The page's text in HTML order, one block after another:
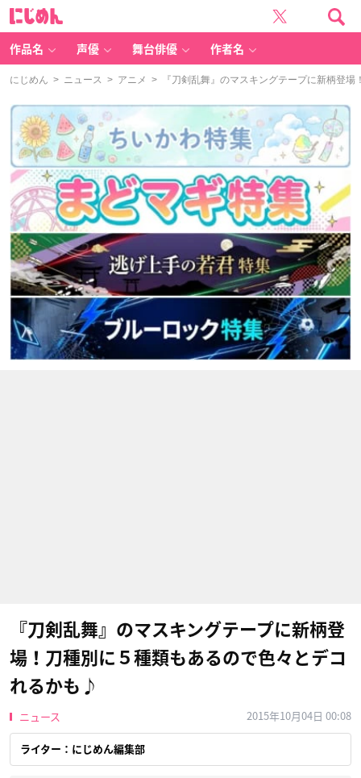
作品名 声優 舞台俳優 作者名
にじめん > ニュース > アニメ > 『刀剣乱舞』のマスキングテープに新柄登場
『刀剣乱舞』のマスキングテープに新柄登
場！刀種別に５種類もあるので色々とデコ
れるかも♪
ニュース 2015年10月04日 00:08
ライター：にじめん編集部